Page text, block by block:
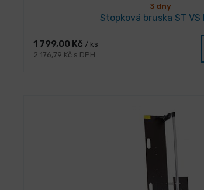
3 dny
Stopková bruska ST VS
1 799,00 Kč / ks
2 176,79 Kč s DPH